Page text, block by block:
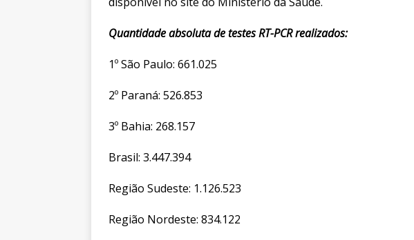
Quantidade absoluta de testes RT-PCR realizados:
1º São Paulo: 661.025
2º Paraná: 526.853
3º Bahia: 268.157
Brasil: 3.447.394
Região Sudeste: 1.126.523
Região Nordeste: 834.122